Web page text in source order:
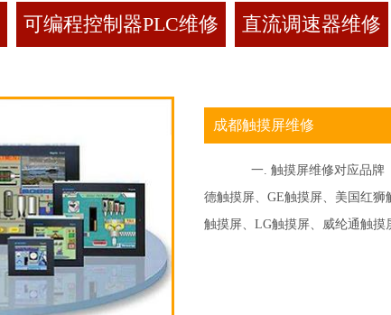
可编程控制器PLC维修 直流调速器维修
成都触摸屏维修
一. 触摸屏维修对应品牌
德触摸屏、GE触摸屏、美国红狮
触摸屏、LG触摸屏、威纶通触摸